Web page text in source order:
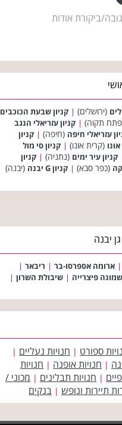
ביקורת אודות
(ירושלים) | קניון שבעת הכוכבים
תקוה) | קניון עזריאלי הנגב
עזריאלי חיפה (חיפה) | קניון
(קרית אונו) | קניון סי מול
קניון עיר ימים (נתניה) | קניון
(כפר סבא) | קניון G יבנה (יבנה)
יבנה
| ארומה אספרסו-בר | ריבאר |
פיצרייה | שיבולת השרון |
ספורט | חנויות נעליים |
| חנויות אופנה | חנויות
| חנויות תבלינים | מכוני /
תיירות ונופש | בנקים